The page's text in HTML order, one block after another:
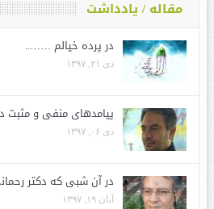
مقاله / یادداشت
در پرده خیالم ……..
دی ۲۱, ۱۳۹۷
پیامدهای منفی و مثبت
دی ۰۶, ۱۳۹۷
در آن شبی که دکتر
آبان ۱۹, ۱۳۹۷